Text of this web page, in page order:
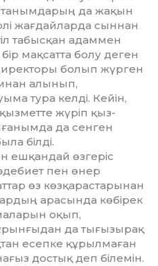
да жақын
жағдайларда сыннан
табысқан адаммен
мақсатта болу деген
болып жүрген
алынып,
тура келді. Кейін,
жүріп қыз­
да сенген
білді.
еш­қан­дай өзгеріс
пен өнер
өз көзқарастарынан
арасында көбірек
оқып,
да тығызырақ
есепке құрылмаған
достық деп бі­лемін.